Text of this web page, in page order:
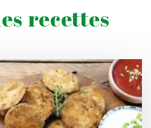
recettes